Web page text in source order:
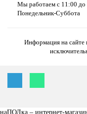
Мы работаем с 11:00 до
Понедельник-Суббота
Информация на сайте
наПОЛка – интернет-